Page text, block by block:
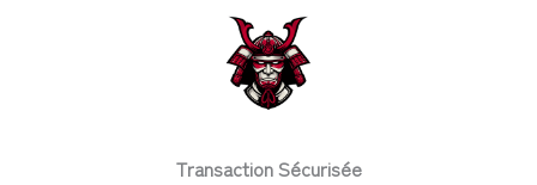
Transaction Sécurisée